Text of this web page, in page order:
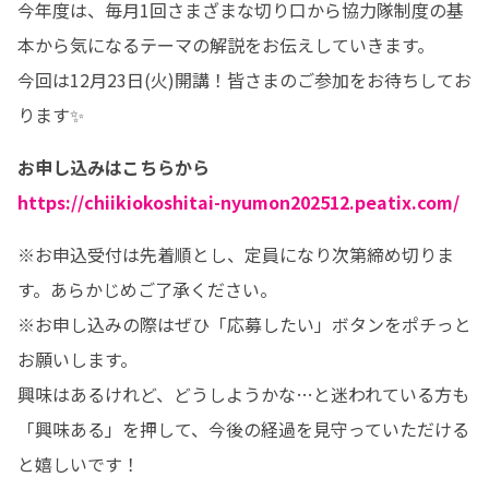
今年度は、毎月1回さまざまな切り口から協力隊制度の基
本から気になるテーマの解説をお伝えしていきます。
今回は12月23日(火)開講！皆さまのご参加をお待ちしてお
ります✨
https://chiikiokoshitai-nyumon202512.peatix.com/
※お申込受付は先着順とし、定員になり次第締め切りま
す。あらかじめご了承ください。
※お申し込みの際はぜひ「応募したい」ボタンをポチっと
お願いします。
興味はあるけれど、どうしようかな…と迷われている方も
「興味ある」を押して、今後の経過を見守っていただける
と嬉しいです！